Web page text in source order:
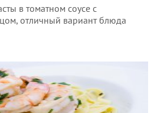
в томатном соусе с
отличный вариант блюда